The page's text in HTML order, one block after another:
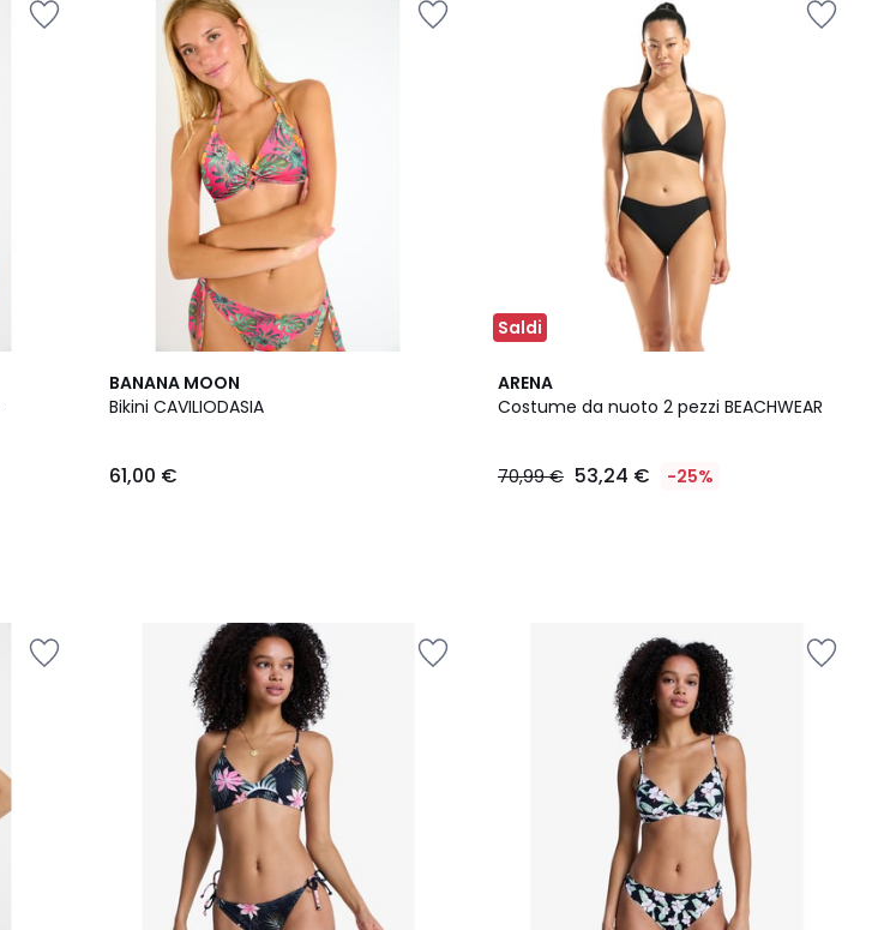
BANANA MOON
Bikini CAVILIODASIA
61,00 €
Saldi
ARENA
Costume da nuoto 2 pezzi BEACHWEAR
70,99 € 53,24 € -25%